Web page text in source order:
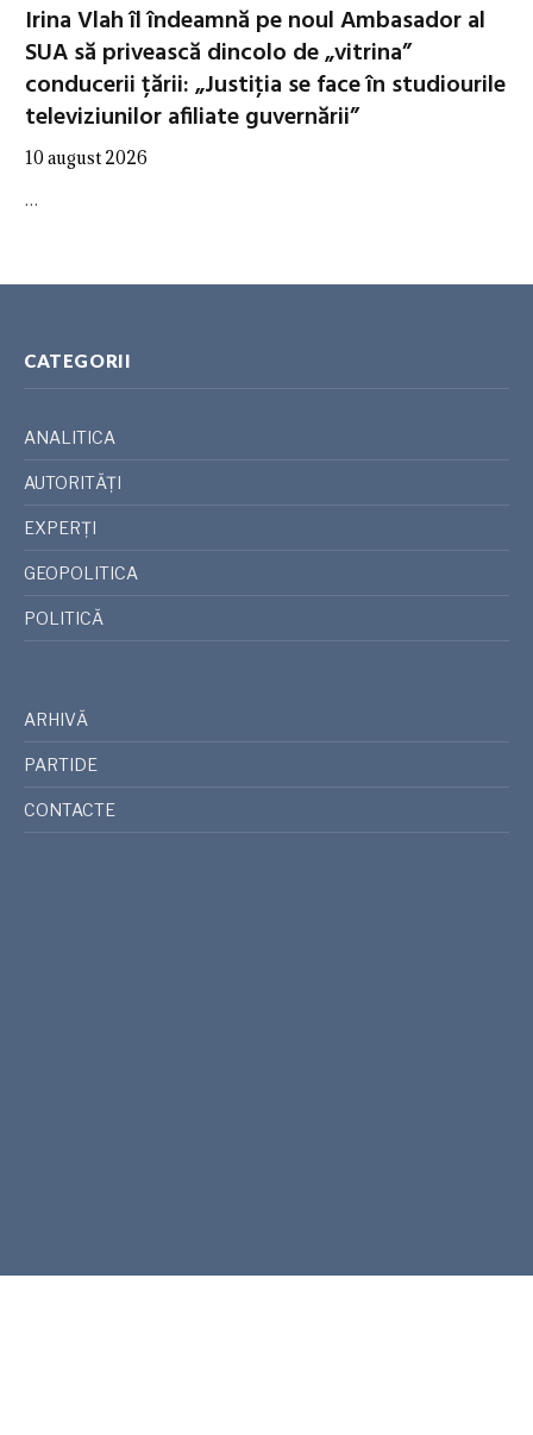
Irina Vlah îl îndeamnă pe noul Ambasador al
SUA să privească dincolo de „vitrina”
conducerii țării: „Justiţia se face în studiourile
televiziunilor afiliate guvernării”
10 august 2026
…
CATEGORII
ANALITICA
AUTORITĂȚI
EXPERȚI
GEOPOLITICA
POLITICĂ
ARHIVĂ
PARTIDE
CONTACTE